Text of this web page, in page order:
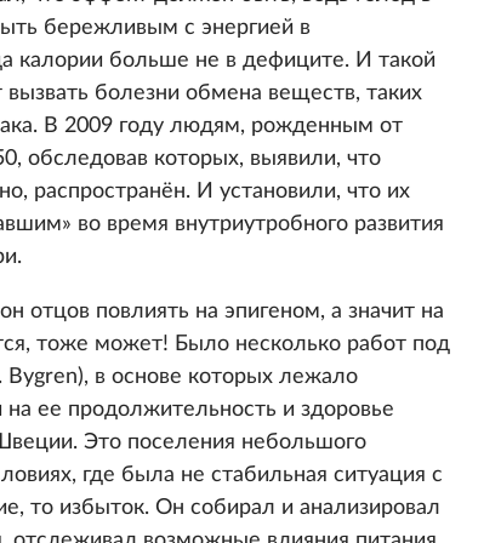
бережливым с энергией в
калории больше не в дефиците. И такой
болезни обмена веществ, таких
В 2009 году людям, рожденным от
обследовав которых, выявили, что
распространён. И установили, что их
во время внутриутробного развития
повлиять на эпигеном, а значит на
тоже может! Было несколько работ под
Bygren), в основе которых лежало
ее продолжительность и здоровье
Это поселения небольшого
где была не стабильная ситуация с
то избыток. Он собирал и анализировал